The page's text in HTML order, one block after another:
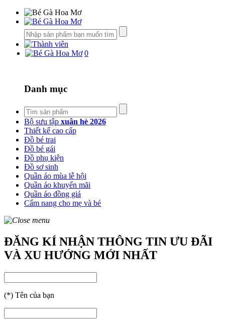
0
Danh mục
Bộ sưu tập xuân hè 2026
Thiết kế cao cấp
Đồ bé trai
Đồ bé gái
Đồ phụ kiện
Đồ sơ sinh
Quần áo mùa lễ hội
Quần áo khuyến mãi
Quần áo đồng giá
Cẩm nang cho mẹ và bé
ĐĂNG KÍ NHẬN THÔNG TIN ƯU ĐÃI
VÀ XU HƯỚNG MỚI NHẤT
(*) Tên của bạn